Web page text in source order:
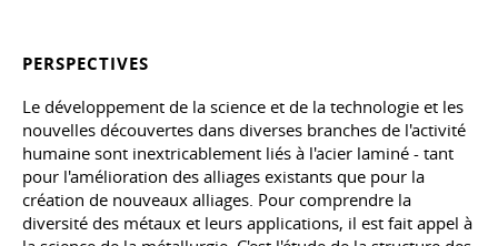
PERSPECTIVES
Le développement de la science et de la technologie et les
nouvelles découvertes dans diverses branches de l'activité
humaine sont inextricablement liés à l'acier laminé - tant
pour l'amélioration des alliages existants que pour la
création de nouveaux alliages. Pour comprendre la
diversité des métaux et leurs applications, il est fait appel à